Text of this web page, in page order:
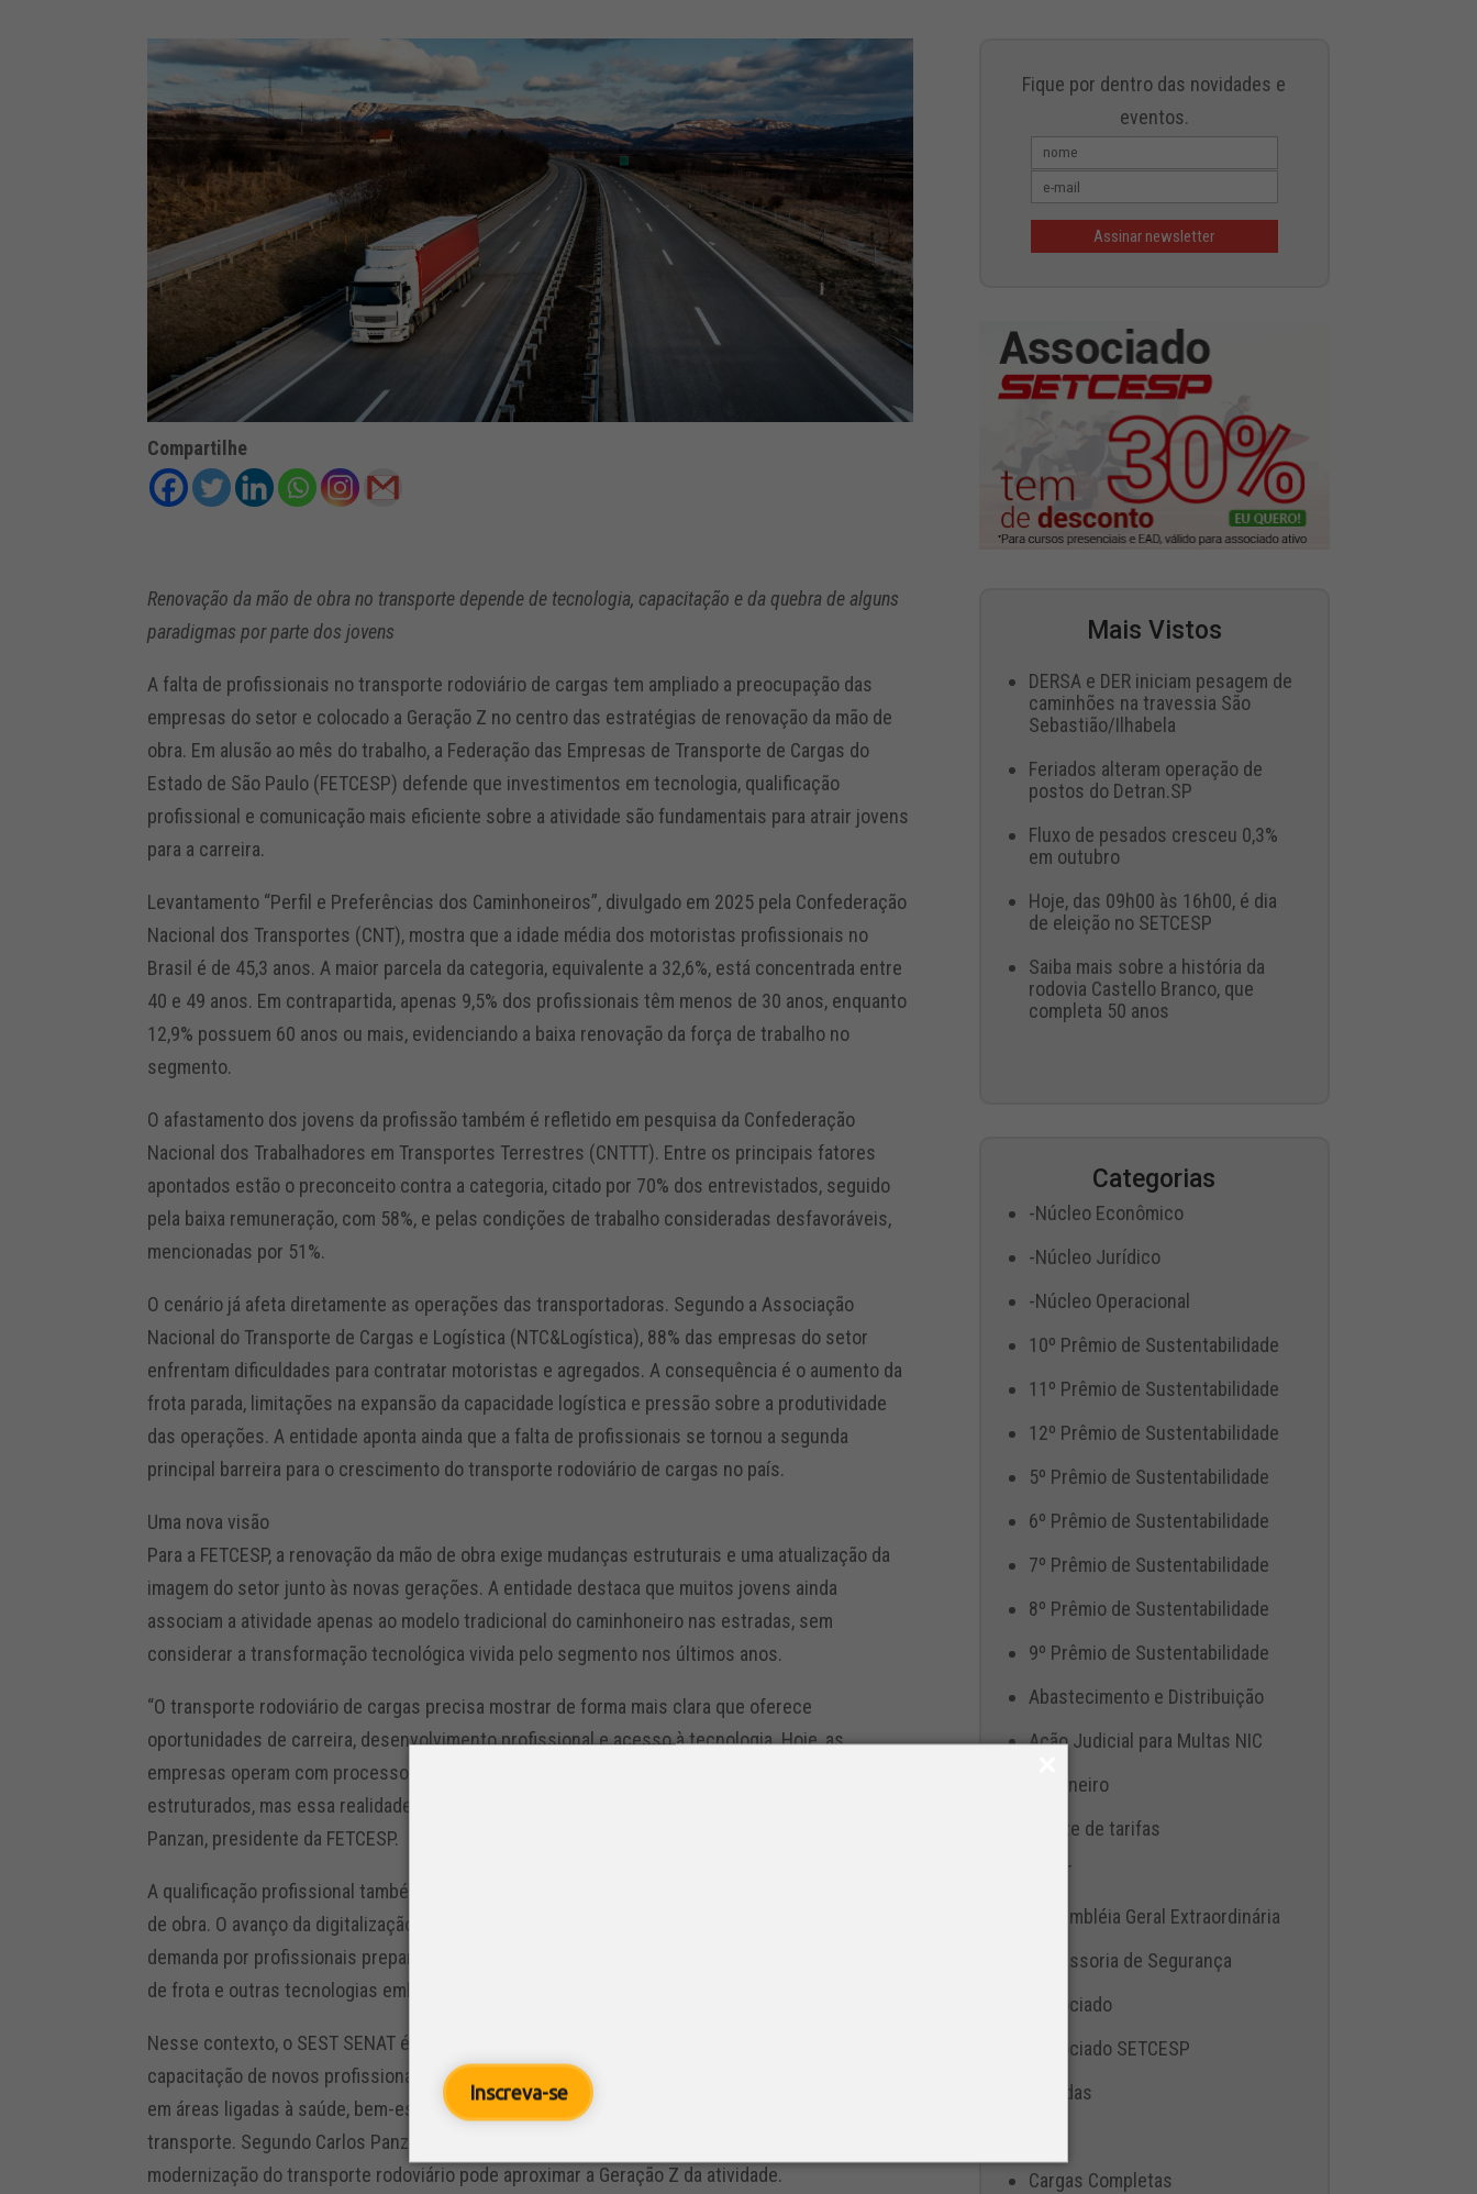
Inscreva-se
Compartilhe
Renovação da mão de obra no transporte depende de tecnologia, capacitação e da quebra de alguns
paradigmas por parte dos jovens
A falta de profissionais no transporte rodoviário de cargas tem ampliado a preocupação das
empresas do setor e colocado a Geração Z no centro das estratégias de renovação da mão de
obra. Em alusão ao mês do trabalho, a Federação das Empresas de Transporte de Cargas do
Estado de São Paulo (FETCESP) defende que investimentos em tecnologia, qualificação
profissional e comunicação mais eficiente sobre a atividade são fundamentais para atrair jovens
para a carreira.
Levantamento “Perfil e Preferências dos Caminhoneiros”, divulgado em 2025 pela Confederação
Nacional dos Transportes (CNT), mostra que a idade média dos motoristas profissionais no
Brasil é de 45,3 anos. A maior parcela da categoria, equivalente a 32,6%, está concentrada entre
40 e 49 anos. Em contrapartida, apenas 9,5% dos profissionais têm menos de 30 anos, enquanto
12,9% possuem 60 anos ou mais, evidenciando a baixa renovação da força de trabalho no
segmento.
O afastamento dos jovens da profissão também é refletido em pesquisa da Confederação
Nacional dos Trabalhadores em Transportes Terrestres (CNTTT). Entre os principais fatores
apontados estão o preconceito contra a categoria, citado por 70% dos entrevistados, seguido
pela baixa remuneração, com 58%, e pelas condições de trabalho consideradas desfavoráveis,
mencionadas por 51%.
O cenário já afeta diretamente as operações das transportadoras. Segundo a Associação
Nacional do Transporte de Cargas e Logística (NTC&Logística), 88% das empresas do setor
enfrentam dificuldades para contratar motoristas e agregados. A consequência é o aumento da
frota parada, limitações na expansão da capacidade logística e pressão sobre a produtividade
das operações. A entidade aponta ainda que a falta de profissionais se tornou a segunda
principal barreira para o crescimento do transporte rodoviário de cargas no país.
Uma nova visão
Para a FETCESP, a renovação da mão de obra exige mudanças estruturais e uma atualização da
imagem do setor junto às novas gerações. A entidade destaca que muitos jovens ainda
associam a atividade apenas ao modelo tradicional do caminhoneiro nas estradas, sem
considerar a transformação tecnológica vivida pelo segmento nos últimos anos.
“O transporte rodoviário de cargas precisa mostrar de forma mais clara que oferece
oportunidades de carreira, desenvolvimento profissional e acesso à tecnologia. Hoje, as
empresas operam com processos profissionalizados, salários competitivos e benefícios
estruturados, mas essa realidade ainda precisa chegar às novas gerações”, afirma Carlos
Panzan, presidente da FETCESP.
A qualificação profissional também aparece como um dos pilares para enfrentar o déficit de mão
de obra. O avanço da digitalização e da automação nas operações logísticas tem ampliado a
demanda por profissionais preparados para operar sistemas de rastreamento, telemetria, gestão
de frota e outras tecnologias embarcadas.
Nesse contexto, o SEST SENAT é apontado pela FETCESP como peça estratégica na formação e
capacitação de novos profissionais para o setor. Além da qualificação técnica, a entidade atua
em áreas ligadas à saúde, bem-estar e desenvolvimento humano dos trabalhadores do
transporte. Segundo Carlos Panzan, que também preside o Conselho Regional do SEST SENAT, a
modernização do transporte rodoviário pode aproximar a Geração Z da atividade.
Fique por dentro das novidades e
eventos.
Mais Vistos
DERSA e DER iniciam pesagem de
caminhões na travessia São
Sebastião/Ilhabela
Feriados alteram operação de
postos do Detran.SP
Fluxo de pesados cresceu 0,3%
em outubro
Hoje, das 09h00 às 16h00, é dia
de eleição no SETCESP
Saiba mais sobre a história da
rodovia Castello Branco, que
completa 50 anos
Categorias
-Núcleo Econômico
-Núcleo Jurídico
-Núcleo Operacional
10º Prêmio de Sustentabilidade
11º Prêmio de Sustentabilidade
12º Prêmio de Sustentabilidade
5º Prêmio de Sustentabilidade
6º Prêmio de Sustentabilidade
7º Prêmio de Sustentabilidade
8º Prêmio de Sustentabilidade
9º Prêmio de Sustentabilidade
Abastecimento e Distribuição
Ação Judicial para Multas NIC
Aduaneiro
Ajuste de tarifas
ANTT
Assembléia Geral Extraordinária
Assessoria de Segurança
Associado
Associado SETCESP
Bebidas
Cargas Completas